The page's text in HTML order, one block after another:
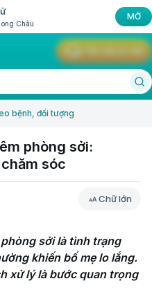
Châu
MỞ
bệnh, đối tượng
phòng sởi:
sóc
Chữ lớn
Chữ lớn
sởi là tình trạng
khiến bố mẹ lo lắng.
xử lý là bước quan trọng